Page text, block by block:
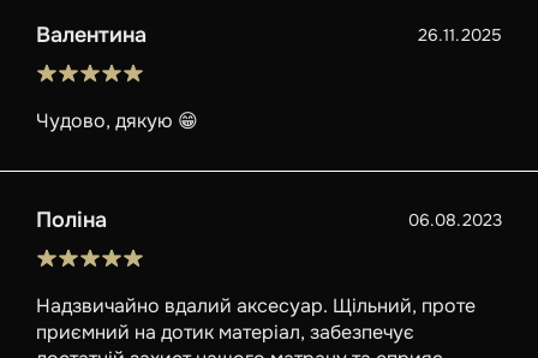
Валентина 26.11.2025
Чудово, дякую 😁
Поліна 06.08.2023
Надзвичайно вдалий аксесуар. Щільний, проте
приємний на дотик матеріал, забезпечує